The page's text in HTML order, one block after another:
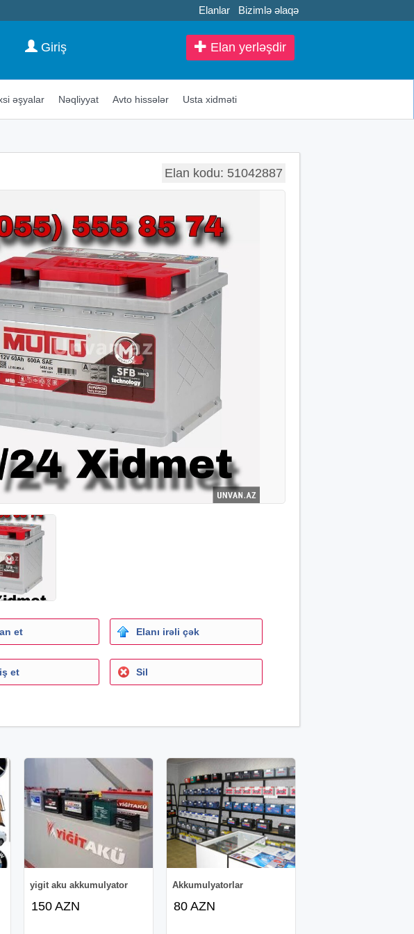
Elanlar Bizimlə əlaqə
Elan yerləşdir
Giriş
əşyalar Nəqliyyat Avto hissələr Usta xidməti
Elan kodu: 51042887
et Elanı irəli çək
et Sil
yigit aku akkumulyator
150 AZN
Akkumulyatorlar
80 AZN